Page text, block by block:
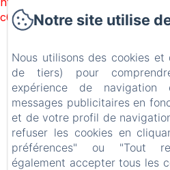
c6e932f9d3d27b65-
Nool
Notre site utilise
Nous utilisons des cookies
de tiers) pour
expérience de
messages publicitaires en
et de votre profil de
refuser les cookies en
préférences" ou "Tout
également accepter tous les